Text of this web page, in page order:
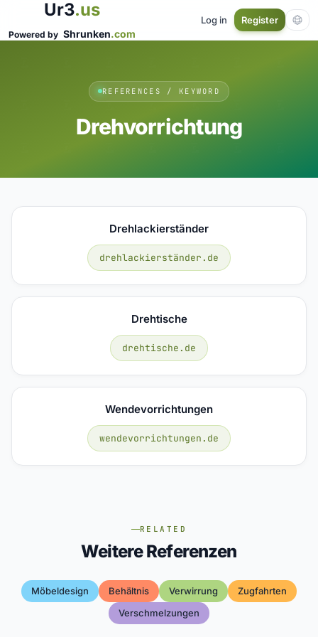
Ur3.us
Powered by Shrunken.com
Log in Register
REFERENCES / KEYWORD
Drehvorrichtung
Drehlackierständer
drehlackierständer.de
Drehtische
drehtische.de
Wendevorrichtungen
wendevorrichtungen.de
RELATED
Weitere Referenzen
Möbeldesign Behältnis Verwirrung
Zugfahrten
Verschmelzungen